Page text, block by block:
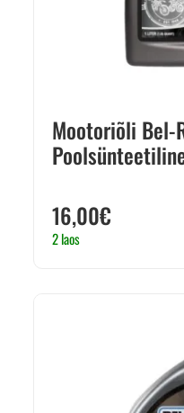
Mootoriõli Bel-
16,00€
2 laos